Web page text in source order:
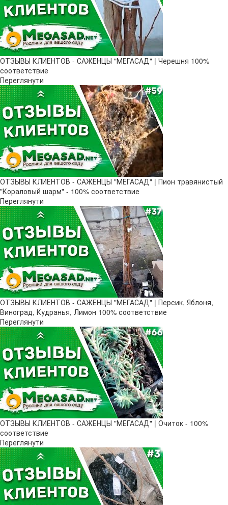
ОТЗЫВЫ КЛИЕНТОВ - САЖЕНЦЫ "МЕГАСАД" | Черешня 100%
соответствие
Переглянути
ОТЗЫВЫ КЛИЕНТОВ - САЖЕНЦЫ "МЕГАСАД" | Пион травянистый
"Кораловый шарм" - 100% соответствие
Переглянути
ОТЗЫВЫ КЛИЕНТОВ - САЖЕНЦЫ "МЕГАСАД" | Персик, Яблоня,
Виноград, Кудранья, Лимон 100% соответствие
Переглянути
ОТЗЫВЫ КЛИЕНТОВ - САЖЕНЦЫ "МЕГАСАД" | Очиток - 100%
соответствие
Переглянути